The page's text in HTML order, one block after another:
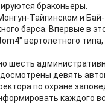
браконьеры.
Тайгинском и
барса. Впервые в
вертолётного
шесть
девять
по охране
каждого